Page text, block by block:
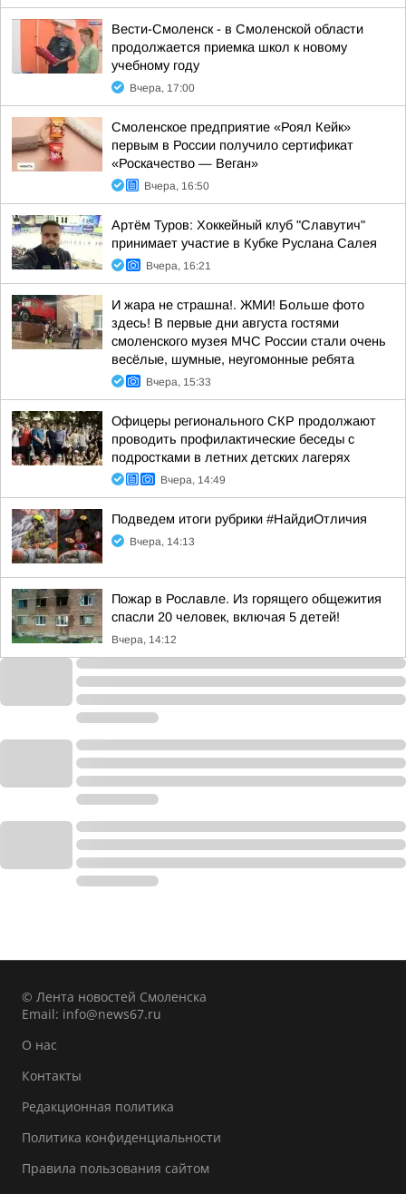
Вести-Смоленск - в Смоленской области
продолжается приемка школ к новому
учебному году
Вчера, 17:00
Смоленское предприятие «Роял Кейк»
первым в России получило сертификат
«Роскачество — Веган»
Вчера, 16:50
Артём Туров: Хоккейный клуб "Славутич"
принимает участие в Кубке Руслана Салея
Вчера, 16:21
И жара не страшна!. ЖМИ! Больше фото
здесь! В первые дни августа гостями
смоленского музея МЧС России стали очень
весёлые, шумные, неугомонные ребята
Вчера, 15:33
Офицеры регионального СКР продолжают
проводить профилактические беседы с
подростками в летних детских лагерях
Вчера, 14:49
Подведем итоги рубрики #НайдиОтличия
Вчера, 14:13
Пожар в Рославле. Из горящего общежития
спасли 20 человек, включая 5 детей!
Вчера, 14:12
© Лента новостей Смоленска
Email: info@news67.ru
О нас
Контакты
Редакционная политика
Политика конфиденциальности
Правила пользования сайтом